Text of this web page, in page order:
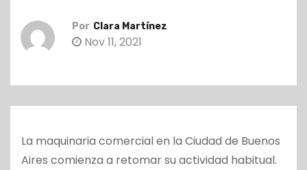
Por Clara Martínez
Nov 11, 2021
La maquinaria comercial en la Ciudad de Buenos
Aires comienza a retomar su actividad habitual.